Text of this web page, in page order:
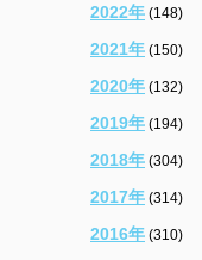
2022年 (148)
2021年 (150)
2020年 (132)
2019年 (194)
2018年 (304)
2017年 (314)
2016年 (310)